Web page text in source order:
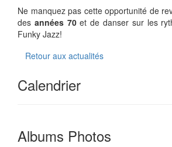
Ne manquez pas cette opportunité de
des années 70et de danser sur les
Funky Jazz!
Retour aux actualités
Calendrier
Albums Photos